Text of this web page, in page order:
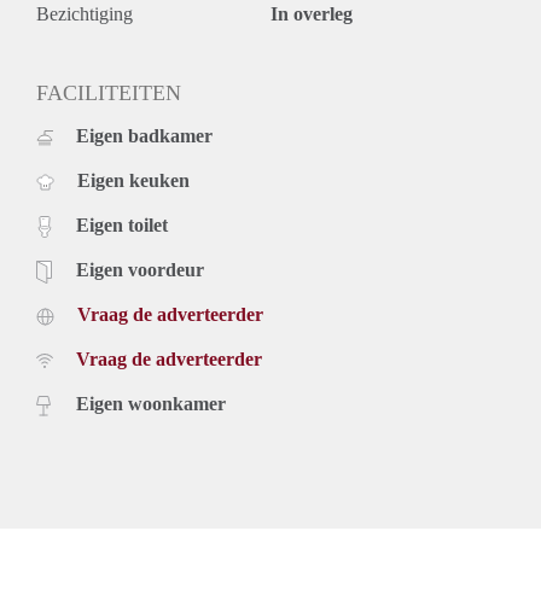
Bezichtiging In overleg
FACILITEITEN
Eigen badkamer
Eigen keuken
Eigen toilet
Eigen voordeur
Vraag de adverteerder
Vraag de adverteerder
Eigen woonkamer